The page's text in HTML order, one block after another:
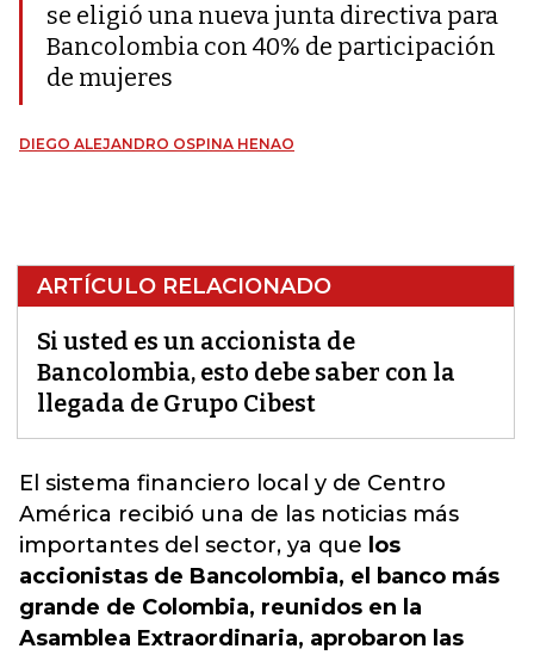
se eligió una nueva junta directiva para
Bancolombia con 40% de participación
de mujeres
DIEGO ALEJANDRO OSPINA HENAO
ARTÍCULO RELACIONADO
Si usted es un accionista de
Bancolombia, esto debe saber con la
llegada de Grupo Cibest
El sistema financiero local y de Centro
América recibió una de las noticias más
importantes del sector, ya que los
accionistas de Bancolombia, el banco más
grande de Colombia, reunidos en la
Asamblea Extraordinaria, aprobaron las